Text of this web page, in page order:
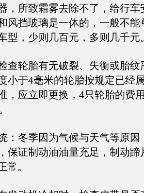
，所致霜雾去除不了，给行车
风挡玻璃是一体的，一般不能
型，少则几百元，多则几千元
查轮胎有无破裂、失衡或胎
小于4毫米的轮胎按规定已经
，应立即更换，4只轮胎的费
冬季因为气候与天气等原因
保证制动油油量充足，制动蹄
常。